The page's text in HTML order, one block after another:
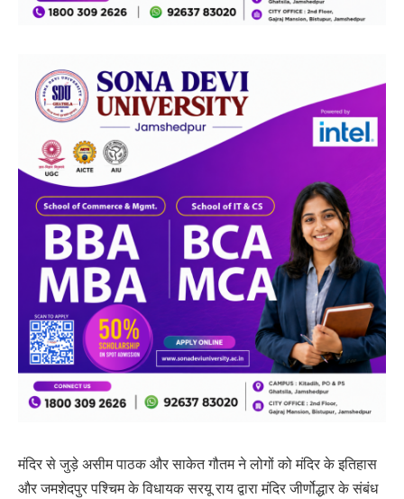
मंदिर से जुड़े असीम पाठक और साकेत गौतम ने लोगों को मंदिर के इतिहास
और जमशेदपुर पश्चिम के विधायक सरयू राय द्वारा मंदिर जीर्णोद्धार के संबंध